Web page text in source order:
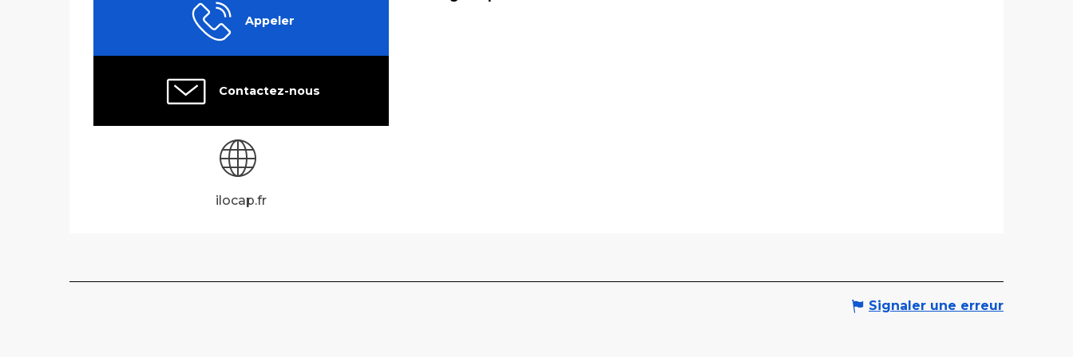
Appeler
Contactez-nous
ilocap.fr
Signaler une erreur